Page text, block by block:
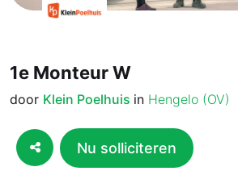
1e Monteur W
door Klein Poelhuis in Hengelo (OV)
Nu solliciteren